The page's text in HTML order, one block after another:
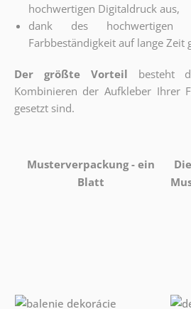
hochwertigen Digitaldruck aus,
dank des
Farbbeständigkeit auf lange Zeit
Der größte Vorteil besteht
Kombinieren der Aufkleber Ihrer
gesetzt sind.
Musterverpackung - ein
Blatt